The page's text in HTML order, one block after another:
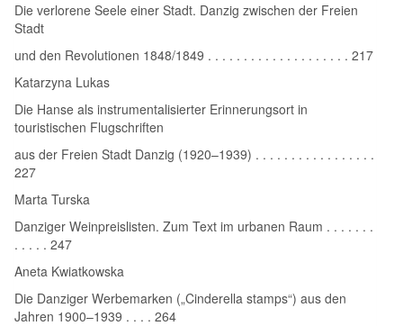
Die verlorene Seele einer Stadt. Danzig zwischen der Freien
Stadt
und den Revolutionen 1848/1849 . . . . . . . . . . . . . . . . . . . . 217
Katarzyna Lukas
Die Hanse als instrumentalisierter Erinnerungsort in
touristischen Flugschriften
aus der Freien Stadt Danzig (1920–1939) . . . . . . . . . . . . . . . . .
227
Marta Turska
Danziger Weinpreislisten. Zum Text im urbanen Raum . . . . . . .
. . . . . 247
Aneta Kwiatkowska
Die Danziger Werbemarken („Cinderella stamps“) aus den
Jahren 1900–1939 . . . . 264